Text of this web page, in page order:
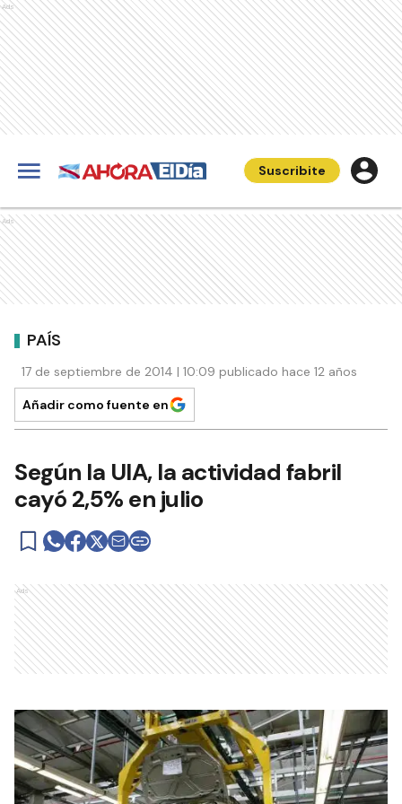
Ads
Suscribite
Ads
PAÍS
17 de septiembre de 2014 | 10:09 publicado hace 12 años
Añadir como fuente en
Según la UIA, la actividad fabril
cayó 2,5% en julio
Ads